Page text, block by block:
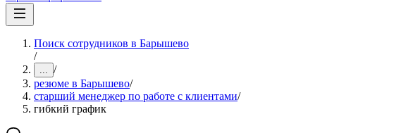
Поиск сотрудников в Барышево
/
... /
резюме в Барышево/
старший менеджер по работе с клиентами/
гибкий график